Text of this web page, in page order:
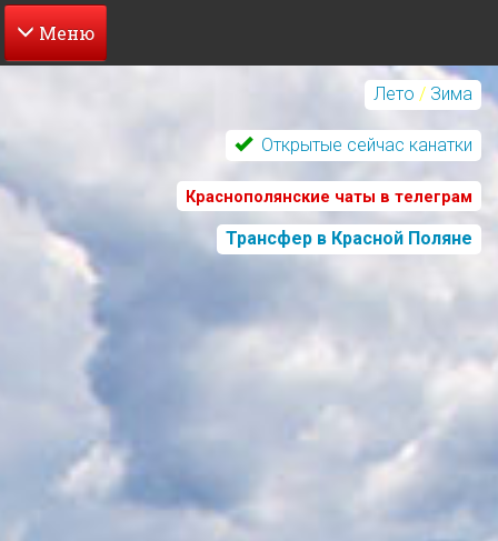
Перейти
содержанию
Лето / Зима
Открытые сейчас канатки
Краснополянские чаты в телеграм
Трансфер в Красной Поляне